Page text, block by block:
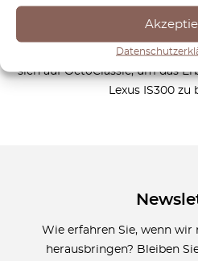
Landstraßen – der IS300 bietet
aus Luxus und Sportlichkeit, die
sich auf OctoClassic, um das
Lexus IS300 zu
Wie erfahren Sie, wenn wir
herausbringen? Bleiben